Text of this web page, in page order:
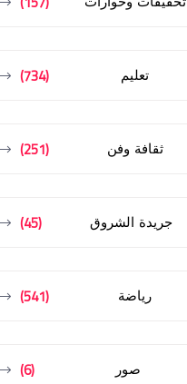
تعليم (734)
ثقافة وفن (251)
جريدة الشروق (45)
رياضة (541)
صور (6)